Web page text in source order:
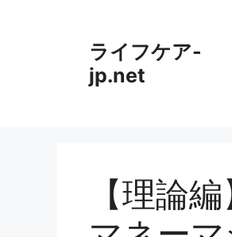
ライフケア-
jp.net
【理論